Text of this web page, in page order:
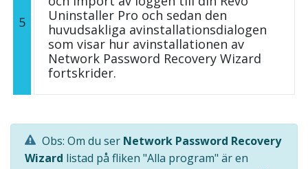
5
Uninstaller Pro och sedan den
huvudsakliga avinstallationsdialogen
som visar hur avinstallationen av
Network Password Recovery Wizard
fortskrider.
Obs: Om du ser Network Password Recovery
Wizard listad på fliken "Alla program" är en